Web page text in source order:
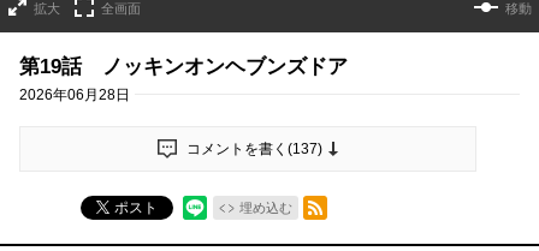
拡大 全画面 移動
第19話 ノッキンオンヘブンズドア
2026年06月28日
コメントを書く(137)
ポスト 埋め込む
RSSフィード